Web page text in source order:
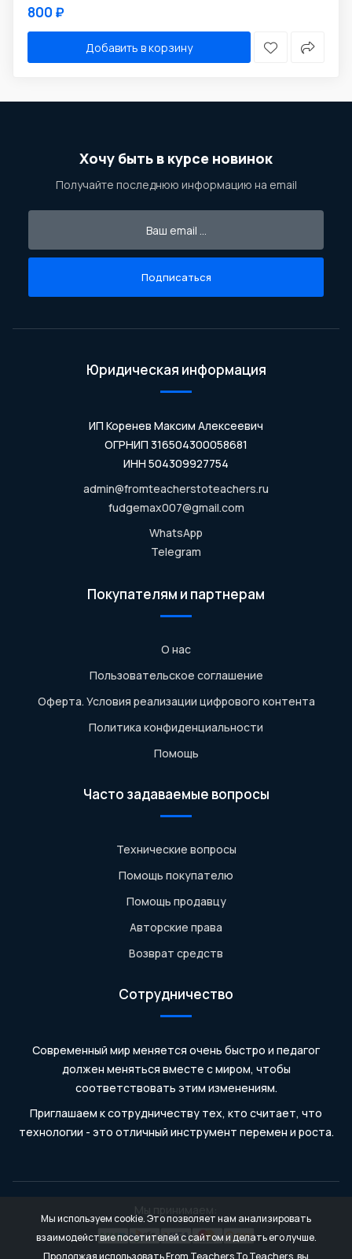
800 ₽
Добавить в корзину
Хочу быть в курсе новинок
Получайте последнюю информацию на email
Подписаться
Юридическая информация
ИП Коренев Максим Алексеевич
ОГРНИП 316504300058681
ИНН 504309927754
admin@fromteacherstoteachers.ru
fudgemax007@gmail.com
WhatsApp
Telegram
Покупателям и партнерам
О нас
Пользовательское соглашение
Оферта. Условия реализации цифрового контента
Политика конфиденциальности
Помощь
Часто задаваемые вопросы
Технические вопросы
Помощь покупателю
Помощь продавцу
Авторские права
Возврат средств
Сотрудничество
Современный мир меняется очень быстро и педагог
должен меняться вместе с миром, чтобы
соответствовать этим изменениям.
Приглашаем к сотрудничеству тех, кто считает, что
технологии - это отличный инструмент перемен и роста.
Мы принимаем:
Мы используем cookie. Это позволяет нам анализировать
взаимодействие посетителей с сайтом и делать его лучше.
Продолжая использовать From Teachers To Teachers, вы